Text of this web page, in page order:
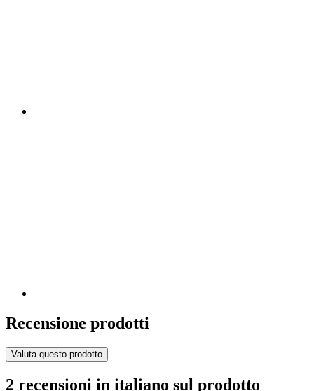
Recensione prodotti
Valuta questo prodotto
2 recensioni in italiano sul prodotto